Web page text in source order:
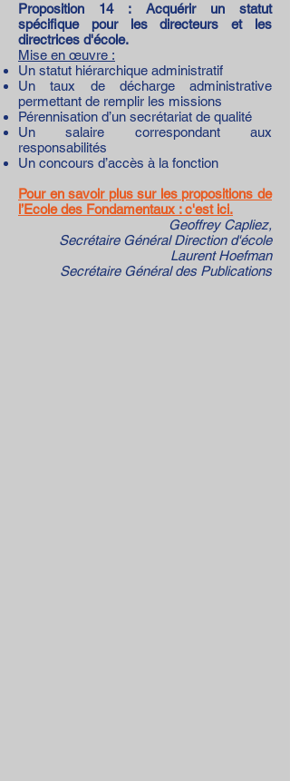
Proposition 14 : Acquérir un statut
spécifique pour les directeurs et les
directrices d'école.
Mise en œuvre :
Un statut hiérarchique administratif
Un taux de décharge administrative
permettant de remplir les missions
Pérennisation d’un secrétariat de qualité
Un salaire correspondant aux
responsabilités
Un concours d’accès à la fonction
Pour en savoir plus sur les propositions de
l’Ecole des Fondamentaux : c'est ici.
Geoffrey Capliez,
Secrétaire Général Direction d'école
Laurent Hoefman
Secrétaire Général des Publications